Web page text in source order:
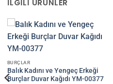
İLGILI ÜRÜNLER
BURÇLAR
Balık Kadını ve Yengeç Erkeği
Burçlar Duvar Kağıdı YM-00377